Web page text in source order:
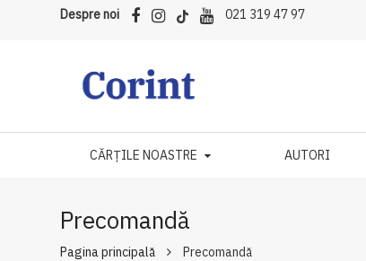
Despre noi 021 319 47 97
CĂRȚILE NOASTRE AUTORI
Precomandă
Pagina principală Precomandă